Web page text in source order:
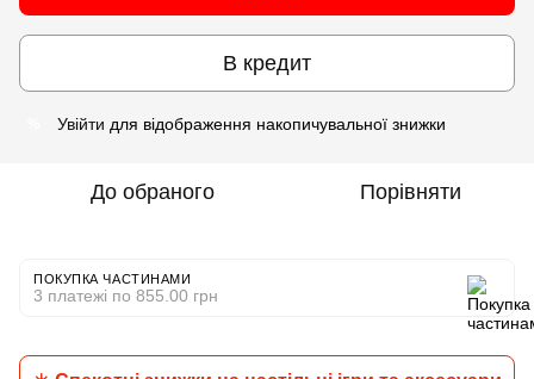
В кредит
Увійти для відображення накопичувальної знижки
До обраного Порівняти
ПОКУПКА ЧАСТИНАМИ
3 платежі по 855.00 грн